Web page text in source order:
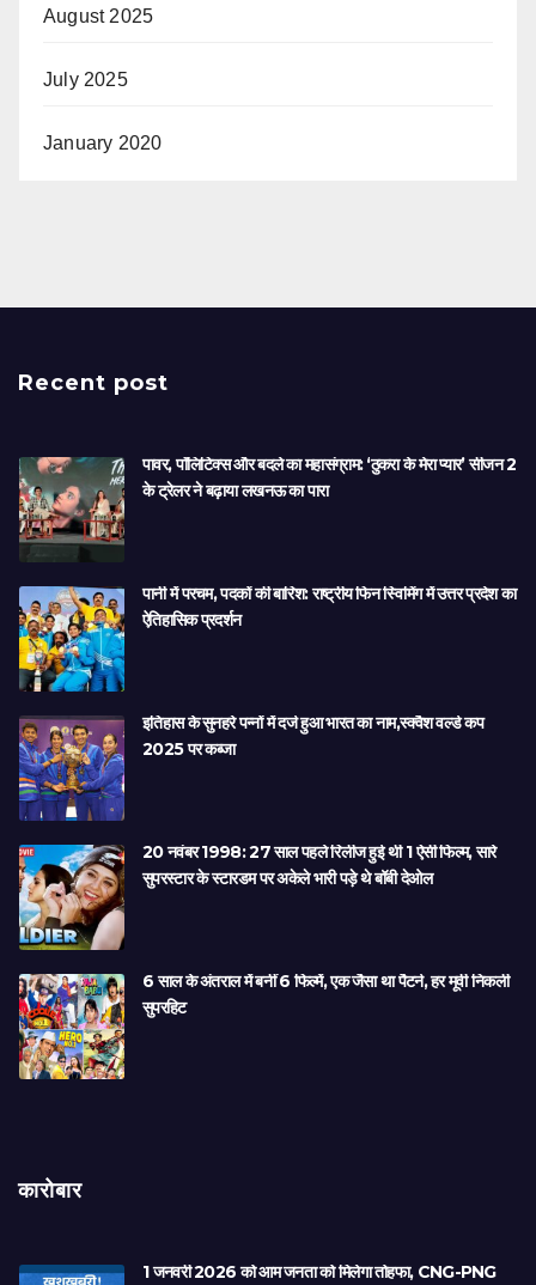
August 2025
July 2025
January 2020
Recent post
पावर, पॉलिटिक्स और बदले का महासंग्राम: ‘ठुकरा के मेरा प्यार’ सीजन 2
के ट्रेलर ने बढ़ाया लखनऊ का पारा
पानी में परचम, पदकों की बारिश: राष्ट्रीय फिन स्विमिंग में उत्तर प्रदेश का
ऐतिहासिक प्रदर्शन
इतिहास के सुनहरे पन्नों में दर्ज हुआ भारत का नाम,स्क्वैश वर्ल्ड कप
2025 पर कब्जा
20 नवंबर 1998: 27 साल पहले रिलीज हुई थी 1 ऐसी फिल्म, सारे
सुपरस्टार के स्टारडम पर अकेले भारी पड़े थे बॉबी देओल
6 साल के अंतराल में बनीं 6 फिल्में, एक जैसा था पैटर्न, हर मूवी निकली
सुपरहिट
कारोबार
1 जनवरी 2026 को आम जनता को मिलेगा तोहफा, CNG-PNG